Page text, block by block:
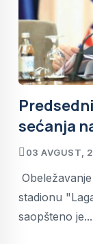
sećanja
03 AVGUST,
stadionu
saopšteno je...